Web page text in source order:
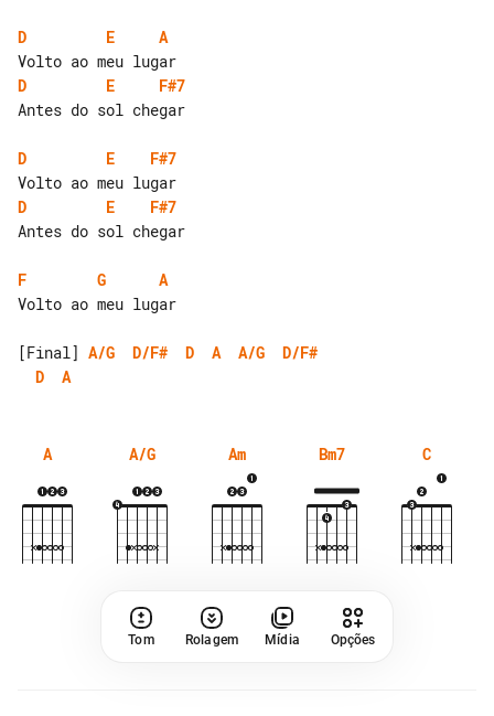
D E
A
D
E
F#7
Antes do sol chegar
D E
F#7
D
E
F#7
Antes do sol chegar
F G
A
Volto ao meu lugar
[Final] A/G D/F# D A A/G
D/F#
D
A
A A/G Am Bm7 C
Tom Rolagem Mídia Opções